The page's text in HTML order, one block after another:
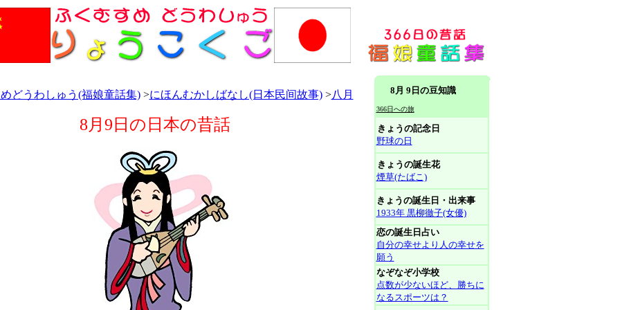
どうわしゅう(福娘童話集)>にほんむかしばなし(日本民间故事)>八月
8月9日の日本の昔話
8月 9日の豆知識
366日への旅
きょうの記念日
野球の日
きょうの誕生花
煙草(たばこ)
きょうの誕生日・出来事
1933年 黒柳徹子(女優)
恋の誕生日占い
自分の幸せより人の幸せを
願う
なぞなぞ小学校
点数が少ないほど、勝ちに
なるスポーツは？